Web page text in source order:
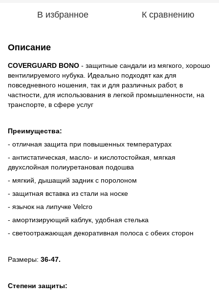
В избранное К сравнению
Описание
COVERGUARD BONO - защитные сандали из мягкого, хорошо
вентилируемого нубука. Идеально подходят как для
повседневного ношения, так и для различных работ, в
частности, для использования в легкой промышленности, на
транспорте, в сфере услуг
Преимущества:
- отличная защита при повышенных температурах
- антистатическая, масло- и кислотостойкая, мягкая
двухслойная полиуретановая подошва
- мягкий, дышащий задник с поролоном
- защитная вставка из стали на носке
- язычок на липучке Velcro
- амортизирующий каблук, удобная стелька
- светоотражающая декоративная полоса с обеих сторон
Размеры: 36-47.
Степени защиты: